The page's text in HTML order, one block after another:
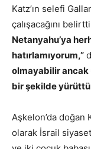
Katz’ın selefi
çalışacağını
Netanyahu’ya
hatırlamıyorum,”
olmayabilir ancak
bir şekilde yürüttü
Aşkelon’da doğan
olarak İsrail